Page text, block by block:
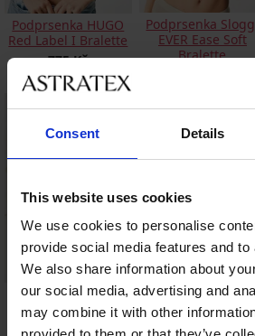
Consent Details
This website uses cookies
We use cookies to personalise
provide social media features and
We also share information about
our social media, advertising and
may combine it with other
Podprsenka HUGO
Red Label I Bralette
775 Kč
Podprsenka
EVER Ease Soft
Bralette
Podprsenka Wacoal
Net Effects bralette
1 149 Kč
Podprsenka PINK
STORM Fizzy
Bralette